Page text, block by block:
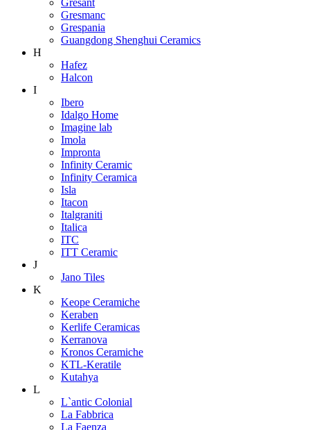
Gresmanc
Grespania
Guangdong Shenghui Ceramics
H
Hafez
Halcon
I
Ibero
Idalgo Home
Imagine lab
Imola
Impronta
Infinity Ceramic
Infinity Ceramica
Isla
Itacon
Italgraniti
Italica
ITC
ITT Ceramic
J
Jano Tiles
K
Keope Ceramiche
Keraben
Kerlife Ceramicas
Kerranova
Kronos Ceramiche
KTL-Keratile
Kutahya
L
L`antic Colonial
La Fabbrica
La Faenza